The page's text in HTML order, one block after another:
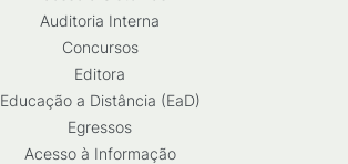
Auditoria Interna
Concursos
Editora
Educação a Distância (EaD)
Egressos
Acesso à Informação